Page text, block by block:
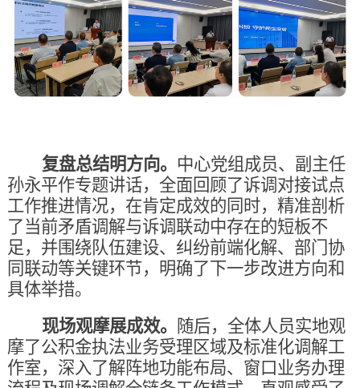
复盘总结明方向。 中心党组成员、副主任
孙永平作专题讲话，全面回顾了诉调对接试点
工作推进情况，在肯定成效的同时，精准剖析
了当前矛盾调解与诉调联动中存在的短板不
足，并围绕队伍建设、纠纷前端化解、部门协
同联动等关键环节，明确了下一步改进方向和
具体举措。
现场观摩展成效。
随后，全体人员实地观
摩了公积金执法业务受理区域及标准化调解工
作室，深入了解阵地功能布局、窗口业务办理